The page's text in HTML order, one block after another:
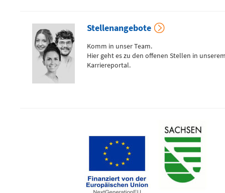
Thoraxhotline
0172 - 377
2418
Stellenangebote
Komm in unser Team.
Hier geht es zu den offenen Stellen in
Karriereportal.